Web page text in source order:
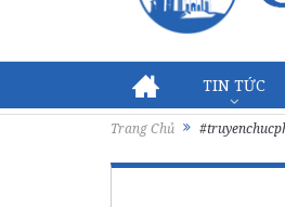
TIN TỨC
Trang Chủ